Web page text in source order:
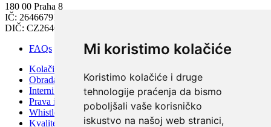
Mi koristimo kolačiće
Koristimo kolačiće i druge
tehnologije praćenja da bismo
poboljšali vaše korisničko
iskustvo na našoj web stranici,
180 00 Praha 8
IČ: 26466791
DIČ: CZ26466791
FAQs
Kolačići
Obrada osobnih podataka
Interni pravilnik PTC-a
Prava i obveze pacijenta
Whistleblowing – zaštita zviždača
Kvaliteta i sigurnost